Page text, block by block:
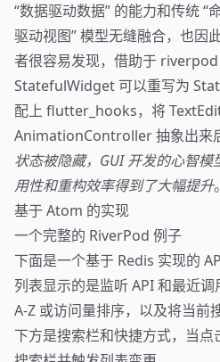
“数据驱动数据” 的能力和传统 “
驱动视图” 模型无缝融合，也因
者很容易发现，借助于
StatefulWidget 可以重写为
配上 flutter_hooks，将
AnimationController 抽象出来
状态被隐藏，GUI 开发的心智
用性和重构效率得到了大幅提升。
基于 Atom 的实现
一个完整的 RiverPod 例子
下面是一个基于 Redis 实现的
列表显示的是监听 API 和最近
A-Z 或访问量排序，以及将当前
下方是搜索栏和快捷方式，当